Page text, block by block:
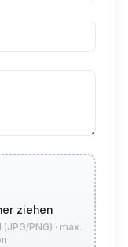
ziehen
PNG) · max.